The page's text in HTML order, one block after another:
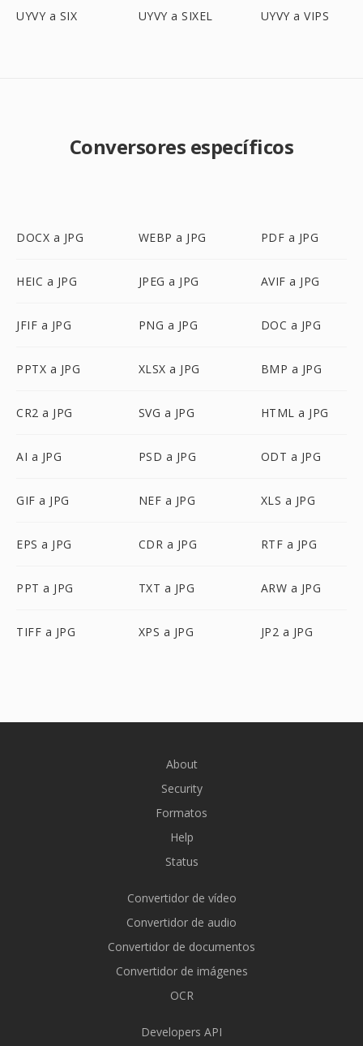
UYVY a SIX UYVY a SIXEL UYVY a VIPS
Conversores específicos
DOCX a JPG WEBP a JPG PDF a JPG
HEIC a JPG JPEG a JPG AVIF a JPG
JFIF a JPG PNG a JPG DOC a JPG
PPTX a JPG XLSX a JPG BMP a JPG
CR2 a JPG SVG a JPG HTML a JPG
AI a JPG PSD a JPG ODT a JPG
GIF a JPG NEF a JPG XLS a JPG
EPS a JPG CDR a JPG RTF a JPG
PPT a JPG TXT a JPG ARW a JPG
TIFF a JPG XPS a JPG JP2 a JPG
About
Security
Formatos
Help
Status
Convertidor de vídeo
Convertidor de audio
Convertidor de documentos
Convertidor de imágenes
OCR
Developers API